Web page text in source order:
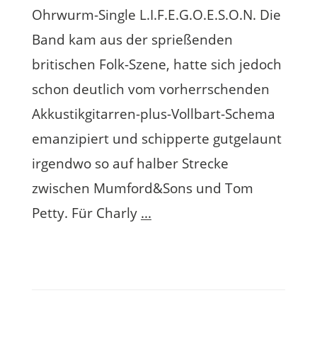
Ohrwurm-Single L.I.F.E.G.O.E.S.O.N. Die
Band kam aus der sprießenden
britischen Folk-Szene, hatte sich jedoch
schon deutlich vom vorherrschenden
Akkustikgitarren-plus-Vollbart-Schema
emanzipiert und schipperte gutgelaunt
irgendwo so auf halber Strecke
zwischen Mumford&Sons und Tom
Petty. Für Charly ...